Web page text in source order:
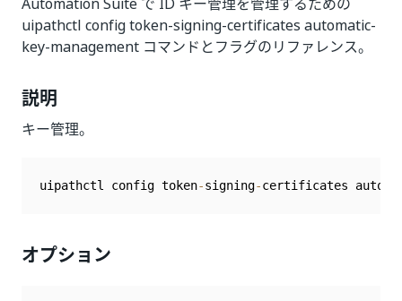
uipathctl config token-signing-certificates automatic-
key-management コマンドとフラグのリファレンス。
説明
キー管理。
uipathctl config token-signing-certificates
オプション